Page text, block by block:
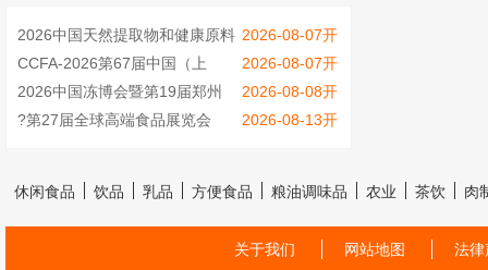
2026-08-07开
2026中国天然提取物和健康原料
2026-08-07开
CCFA-2026第67届中国（上
海）特许加盟展览会
2026-08-08开
2026中国冻博会暨第19届郑州
冷冻冷藏食品博览会（聚焦速冻
面点、烤肠、火锅烧烤食材）
2026-08-13开
?第27届全球高端食品展览会
休闲食品 饮品 乳品 方便食品 粮油调味品 农业 茶饮 肉
关于我们 网站地图 法律